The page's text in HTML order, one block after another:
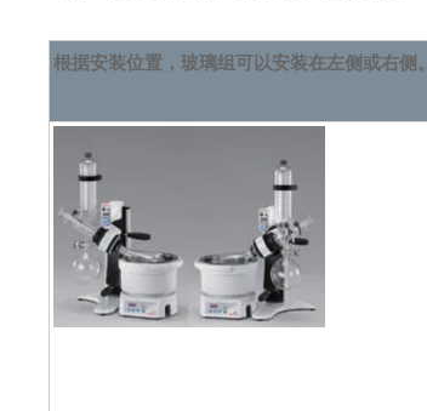
根据安装位置，玻璃组可以安装在左侧或右侧。